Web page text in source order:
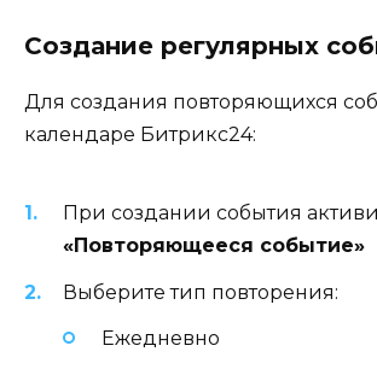
Создание регулярных
Для создания повторяющихся
календаре Битрикс24:
При создании события
«Повторяющееся событие»
Выберите тип повторения:
Ежедневно